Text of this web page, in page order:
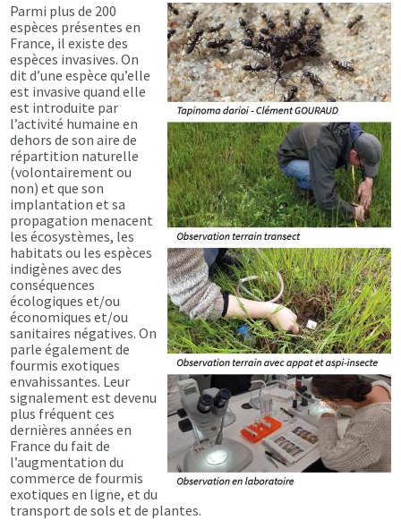
Parmi plus de 200
espèces présentes en
France, il existe des
espèces invasives. On
dit d’une espèce qu’elle
est invasive quand elle
est introduite par
l’activité humaine en
dehors de son aire de
répartition naturelle
(volontairement ou
non) et que son
implantation et sa
propagation menacent
les écosystèmes, les
habitats ou les espèces
indigènes avec des
conséquences
écologiques et/ou
économiques et/ou
sanitaires négatives. On
parle également de
fourmis exotiques
envahissantes. Leur
signalement est devenu
plus fréquent ces
dernières années en
France du fait de
l’augmentation du
commerce de fourmis
exotiques en ligne, et du
transport de sols et de plantes.